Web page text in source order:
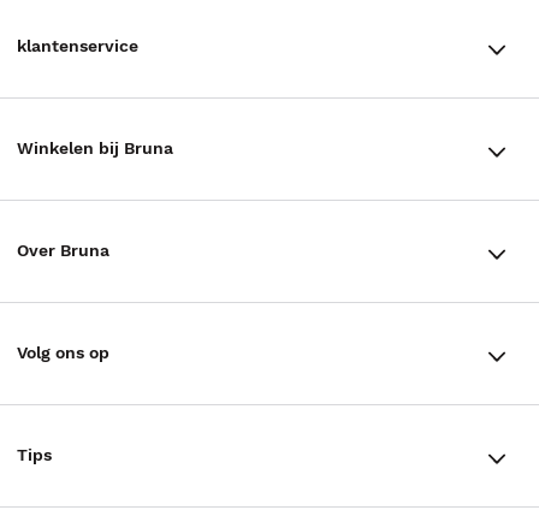
klantenservice
Annuleren & Retourneren
Veelgestelde vragen
Zakelijk boeken bestellen
Winkelen bij Bruna
Staatsloterij
ING Servicepunten
Over Bruna
Volg ons op
Tips